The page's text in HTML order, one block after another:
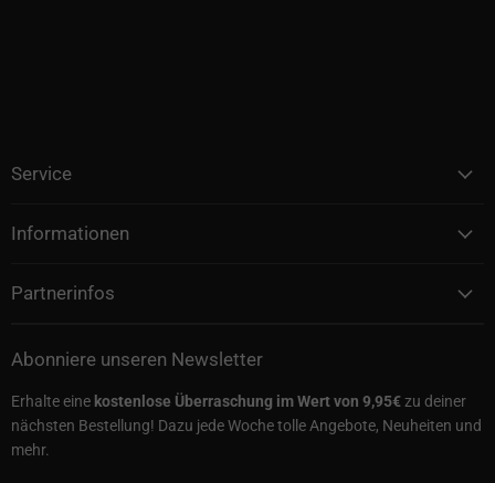
Service
Informationen
Partnerinfos
Abonniere unseren Newsletter
Erhalte eine kostenlose Überraschung im Wert von 9,95€zu deiner
nächsten Bestellung! Dazu jede Woche tolle Angebote, Neuheiten und
mehr.